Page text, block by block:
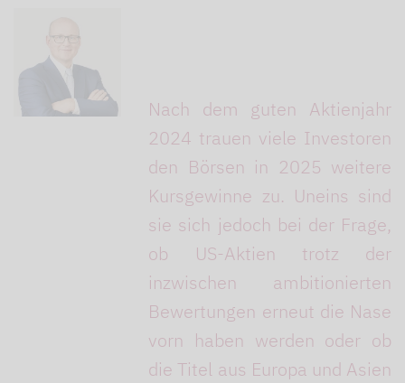
Nach dem guten Aktienjahr
2024 trauen viele Investoren
den Börsen in 2025 weitere
Kursgewinne zu. Uneins sind
sie sich jedoch bei der Frage,
ob US-Aktien trotz der
inzwischen ambitionierten
Bewertungen erneut die Nase
vorn haben werden oder ob
die Titel aus Europa und Asien